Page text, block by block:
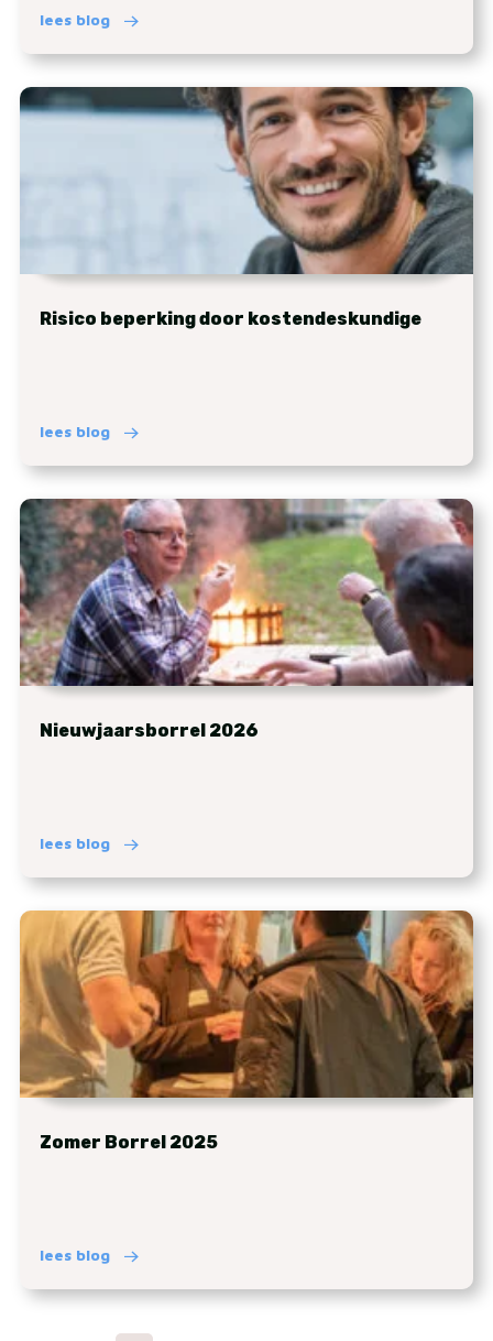
lees blog
Risico beperking door kostendeskundige
lees blog
Nieuwjaarsborrel 2026
lees blog
Zomer Borrel 2025
lees blog